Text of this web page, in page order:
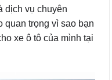
dịch vụ chuyên
trọng vì sao bạn
xe ô tô của mình tại